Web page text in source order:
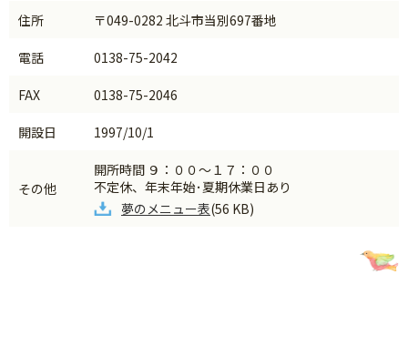
住所 〒049-0282 北斗市当別697番地
電話 0138-75-2042
FAX 0138-75-2046
開設日 1997/10/1
その他
開所時間 ９：００～１７：００
不定休、年末年始･夏期休業日あり
夢のメニュー表(56 KB)